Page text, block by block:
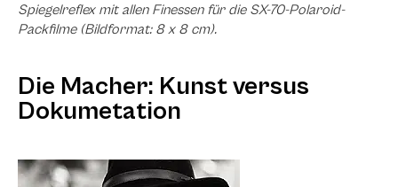
Spiegelreflex mit allen Finessen für die SX-70-Polaroid-
Packfilme (Bildformat: 8 x 8 cm).
Die Macher: Kunst versus
Dokumetation